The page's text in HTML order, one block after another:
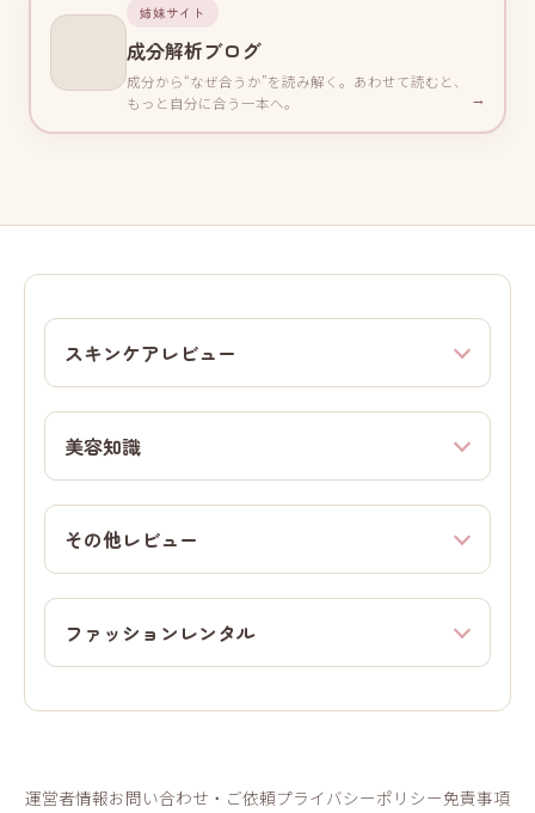
姉妹サイト
成分解析ブログ
成分から“なぜ合うか”を読み解く。あわせて読むと、
もっと自分に合う一本へ。
→
スキンケアレビュー
美容知識
その他レビュー
ファッションレンタル
運営者情報お問い合わせ・ご依頼プライバシーポリシー免責事項